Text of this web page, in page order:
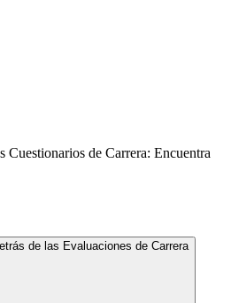
Cuestionarios de Carrera: Encuentra
de las Evaluaciones de Carrera